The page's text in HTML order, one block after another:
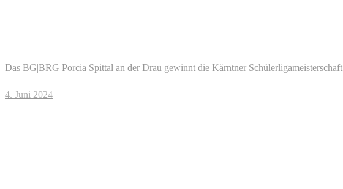
Das BG|BRG Porcia Spittal an der Drau gewinnt die Kärntner Schülerligameisterschaft
4. Juni 2024